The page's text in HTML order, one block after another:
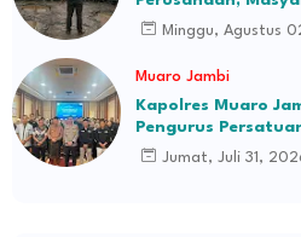
Ilir Bakal Blokade
Minggu, Agustus
Muaro Jambi
Kapolres Muaro
Pengurus
Kabupaten Muaro
Jumat, Juli 31,